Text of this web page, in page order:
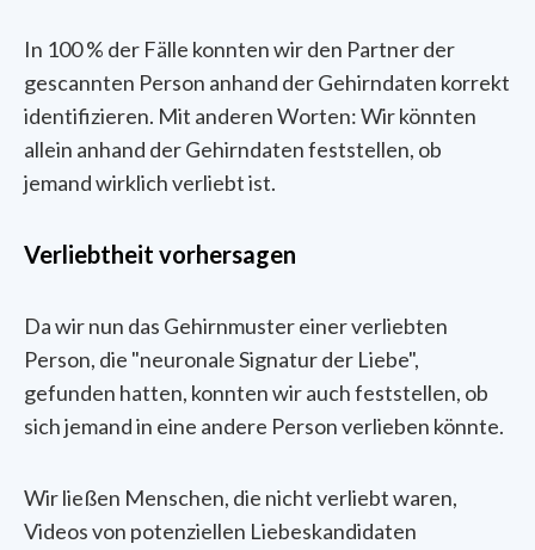
In 100 % der Fälle konnten wir den Partner der
gescannten Person anhand der Gehirndaten korrekt
identifizieren. Mit anderen Worten: Wir könnten
allein anhand der Gehirndaten feststellen, ob
jemand wirklich verliebt ist.
Verliebtheit vorhersagen
Da wir nun das Gehirnmuster einer verliebten
Person, die "neuronale Signatur der Liebe",
gefunden hatten, konnten wir auch feststellen, ob
sich jemand in eine andere Person verlieben könnte.
Wir ließen Menschen, die nicht verliebt waren,
Videos von potenziellen Liebeskandidaten